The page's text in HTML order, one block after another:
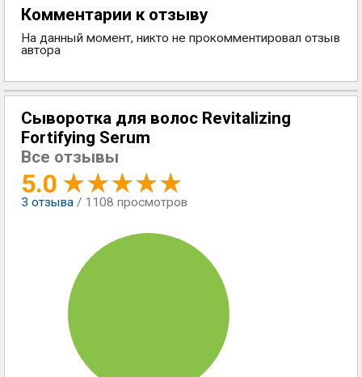
Комментарии к отзыву
На данный момент, никто не прокомментировал отзыв
автора
Сыворотка для волос Revitalizing
Fortifying Serum
Все отзывы
5.0
3 отзыва / 1108 просмотров